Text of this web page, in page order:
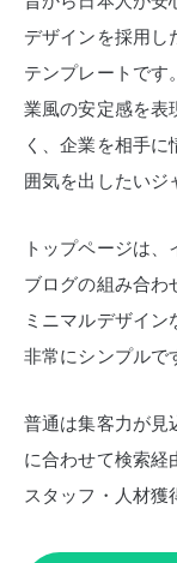
デザインを採用し
テンプレートです。
業風の安定感を表
く、企業を相手に
囲気を出したいジ
トップページは
ブログの組み合わ
ミニマルデザイン
非常にシンプルで
普通は集客力が見
に合わせて検索経
スタッフ・人材獲